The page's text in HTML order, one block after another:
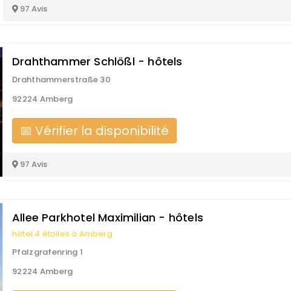
97 Avis
Drahthammer Schlößl - hôtels
Drahthammerstraße 30
92224 Amberg
📅 Vérifier la disponibilité
97 Avis
Allee Parkhotel Maximilian - hôtels
hôtel 4 étoiles à Amberg
Pfalzgrafenring 1
92224 Amberg